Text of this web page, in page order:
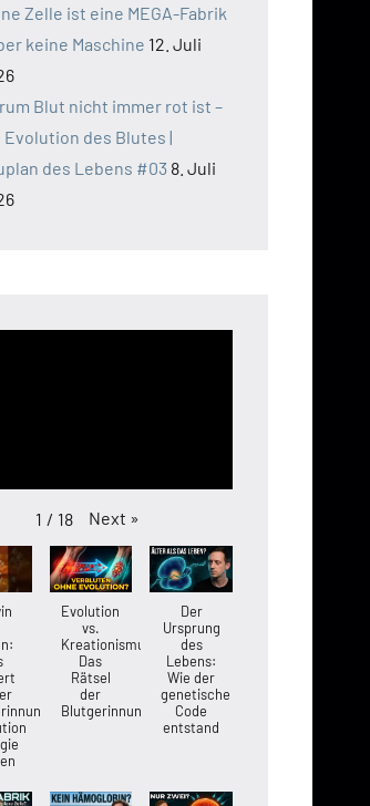
Zelle ist eine MEGA-Fabrik
keine Maschine 12. Juli
Blut nicht immer rot ist –
Evolution des Blutes |
des Lebens #03 8. Juli
1 / 18 Next »
Evolution
vs.
Kreationismus:
Das
Rätsel
der
Blutgerinnung
Der
Ursprung
des
Lebens:
Wie der
genetische
Code
entstand